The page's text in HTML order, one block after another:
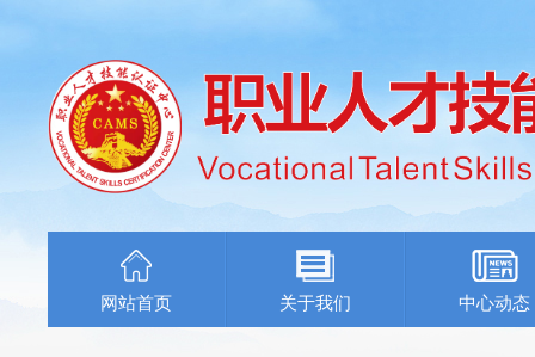
网站首页 关于我们 中心动态